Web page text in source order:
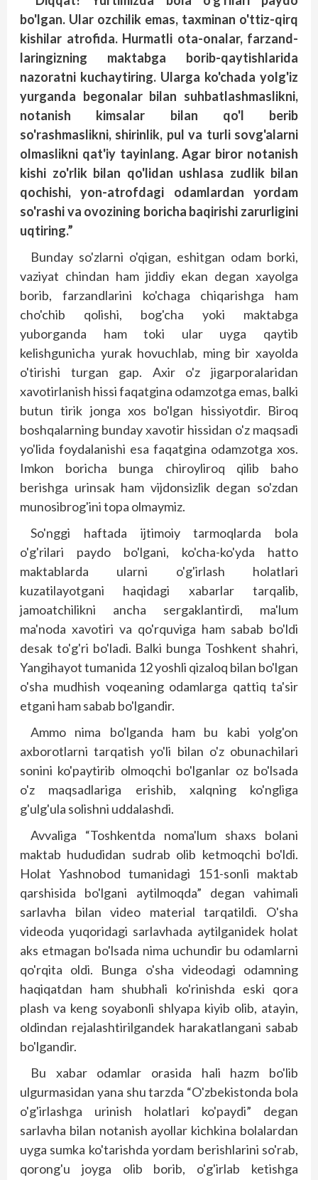
bo'lgan. Ular ozchilik emas, taxminan o'ttiz-qirq
kishilar atrofida. Hurmatli ota-onalar, farzand­
laringizning maktabga borib-qaytishlarida
nazoratni kuchaytiring. Ularga ko'chada yolg'iz
yurganda begonalar bilan suhbatlashmaslikni,
notanish kimsalar bilan qo'l berib
so'rashmaslikni, shirinlik, pul va turli sovg'alarni
olmaslikni qat'iy tayinlang. Agar biror notanish
kishi zo'rlik bilan qo'lidan ushlasa zudlik bilan
qochishi, yon-atrofdagi odamlardan yordam
so'rashi va ovozining boricha baqirishi zarurligini
uqtiring.”
Bunday so'zlarni o'qigan, eshitgan odam borki,
vaziyat chindan ham jiddiy ekan degan xayolga
borib, farzandlarini ko'chaga chiqarishga ham
cho'chib qolishi, bog'cha yoki maktabga
yuborganda ham toki ular uyga qaytib
kelishgunicha yurak hovuchlab, ming bir xayolda
o'tirishi turgan gap. Axir o'z jigarporalaridan
xavotirlanish hissi faqatgina odamzotga emas, balki
butun tirik jonga xos bo'lgan hissiyotdir. Biroq
boshqalarning bunday xavotir hissidan o'z maqsadi
yo'lida foydalanishi esa faqatgina odamzotga xos.
Imkon boricha bunga chiroyliroq qilib baho
berishga urinsak ham vij­donsizlik degan so'zdan
munosibrog'ini topa olmaymiz.
So'nggi haftada ijtimoiy tarmoqlarda bola
o'g'rilari paydo bo'lgani, ko'cha-ko'yda hatto
maktablarda ularni o'g'irlash holatlari
kuzatilayotgani haqidagi xabarlar tarqalib,
jamoatchilikni ancha sergaklantirdi, ma'lum
ma'noda xavotiri va qo'rquviga ham sabab bo'ldi
desak to'g'ri bo'ladi. Balki bunga Toshkent shahri,
Yangihayot tumanida 12 yoshli qizaloq bilan bo'lgan
o'sha mudhish voqeaning odamlarga qattiq ta'sir
etgani ham sabab bo'lgandir.
Ammo nima bo'lganda ham bu kabi yolg'on
axborotlarni tarqatish yo'li bilan o'z obunachilari
sonini ko'paytirib olmoqchi bo'lganlar oz bo'lsada
o'z maqsadlariga erishib, xalqning ko'ngliga
g'ulg'ula solishni uddalashdi.
Avvaliga “Toshkentda noma'lum shaxs bolani
maktab hududidan sudrab olib ketmoqchi bo'ldi.
Holat Yashnobod tumanidagi 151-sonli maktab
qarshisida bo'lgani aytilmoqda” degan vahimali
sarlavha bilan video material tarqatildi. O'sha
videoda yuqoridagi sarlavhada aytilganidek holat
aks etmagan bo'lsada nima uchundir bu odamlarni
qo'rqita oldi. Bunga o'sha videodagi odamning
haqiqatdan ham shubhali ko'rinishda eski qora
plash va keng soyabonli shlyapa kiyib olib, atayin,
oldindan rejalashtirilgandek harakatlangani sabab
bo'lgandir.
Bu xabar odamlar orasida hali hazm bo'lib
ulgurmasidan yana shu tarzda “O'zbekistonda bola
o'g'irlashga urinish holatlari ko'paydi” degan
sarlavha bilan notanish ayollar kichkina bolalardan
uyga sumka ko'tarishda yordam berishlarini so'rab,
qorong'u joyga olib borib, o'g'irlab ketishga